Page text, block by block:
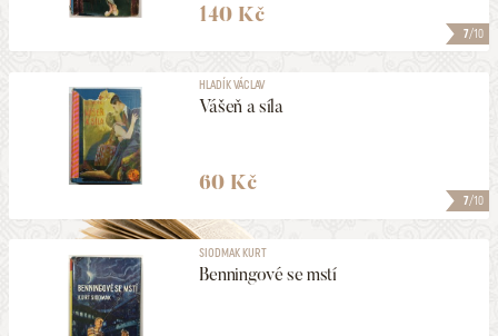
7/10
140 Kč
7/10
HLADÍK VÁCLAV
Vášeň a síla
60 Kč
SIODMAK KURT
Benningové se mstí